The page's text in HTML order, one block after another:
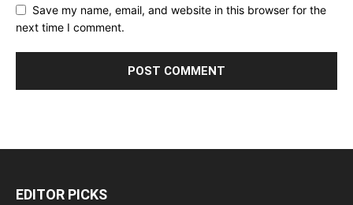
Save my name, email, and website in this browser for the
next time I comment.
EDITOR PICKS